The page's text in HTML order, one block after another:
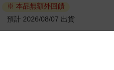
若非上列種類商品，均享有
日）。
辦理退換貨時，商品（組合